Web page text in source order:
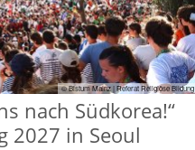
© Bistum Mainz | Referat Religiöse Bildung
nach Südkorea!“
2027 in Seoul